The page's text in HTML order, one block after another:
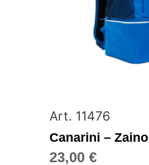
Art. 11476
Canarini – Zaino
23,00€